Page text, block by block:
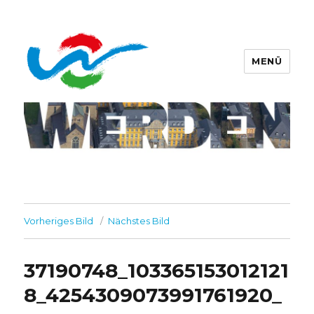
Werdener Werbering e.V.
MENÜ
Vorheriges Bild Nächstes Bild
37190748_103365153012121
8_4254309073991761920_